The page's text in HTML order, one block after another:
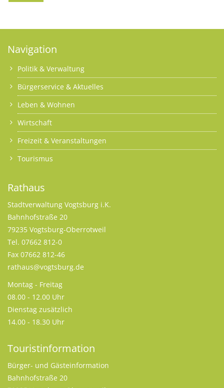
Navigation
Politik & Verwaltung
Bürgerservice & Aktuelles
Leben & Wohnen
Wirtschaft
Freizeit & Veranstaltungen
Tourismus
Rathaus
Stadtverwaltung Vogtsburg i.K.
Bahnhofstraße 20
79235 Vogtsburg-Oberrotweil
Tel. 07662 812-0
Fax 07662 812-46
rathaus@vogtsburg.de
Montag - Freitag
08.00 - 12.00 Uhr
Dienstag zusätzlich
14.00 - 18.30 Uhr
Touristinformation
Bürger- und Gästeinformation
Bahnhofstraße 20